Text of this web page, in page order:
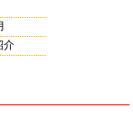
介